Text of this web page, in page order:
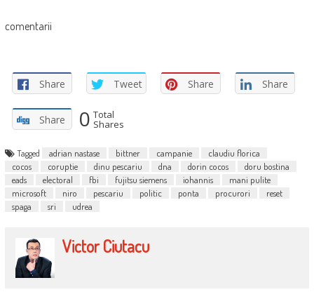
comentarii
Share Tweet Share Share
Share 0 Total
Shares
Tagged adrian nastase bittner campanie
claudiu florica
cocos
coruptie dinu pescariu dna dorin cocos
doru bostina
eads
electoral fbi fujitsu siemens iohannis
mani pulite
microsoft
niro pescariu politic ponta procurori
reset
spaga
sri udrea
Victor Ciutacu